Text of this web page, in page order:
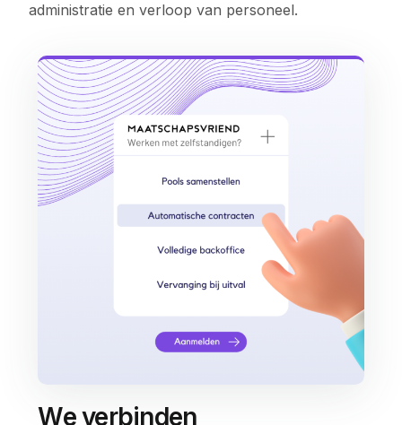
administratie en verloop van personeel.
We verbinden